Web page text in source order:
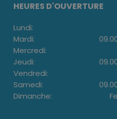
HEURES D'OUVERTURE
Lundi:
Mardi:
Mercredi:
Jeudi:
Vendredi:
Samedi:
Dimanche: